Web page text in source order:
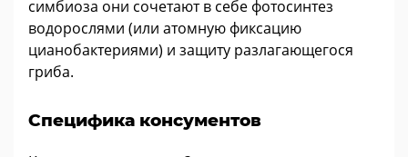
симбиоза они сочетают в себе фотосинтез
водорослями (или атомную фиксацию
цианобактериями) и защиту разлагающегося
гриба.
Специфика консументов